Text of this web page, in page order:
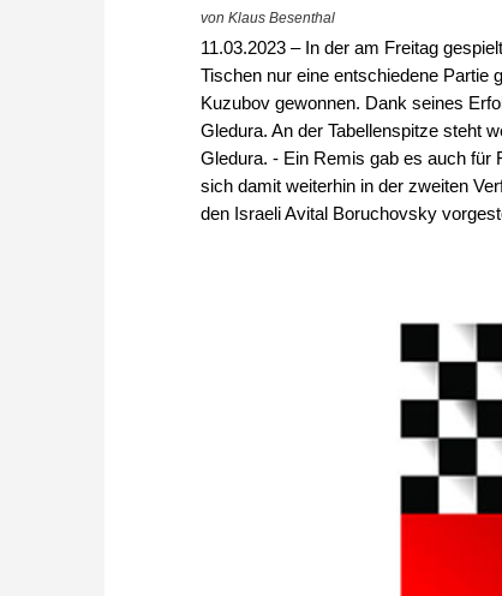
von Klaus Besenthal
11.03.2023 – In der am Freitag
Tischen nur eine entschiedene Partie
Kuzubov gewonnen. Dank seines
Gledura. An der Tabellenspitze steht
Gledura. - Ein Remis gab es auch für
sich damit weiterhin in der zweiten
den Israeli Avital Boruchovsky